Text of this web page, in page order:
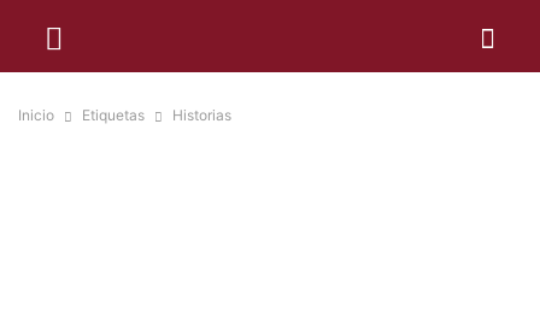
Inicio Etiquetas Historias